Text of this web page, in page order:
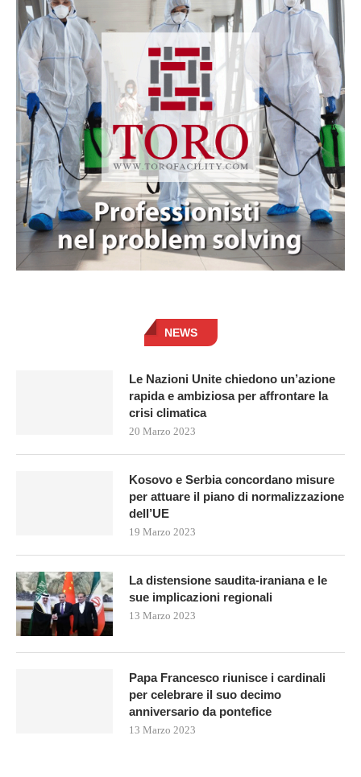
NEWS
Le Nazioni Unite chiedono un’azione
rapida e ambiziosa per affrontare la
crisi climatica
20 Marzo 2023
Kosovo e Serbia concordano misure
per attuare il piano di normalizzazione
dell’UE
19 Marzo 2023
La distensione saudita-iraniana e le
sue implicazioni regionali
13 Marzo 2023
Papa Francesco riunisce i cardinali
per celebrare il suo decimo
anniversario da pontefice
13 Marzo 2023